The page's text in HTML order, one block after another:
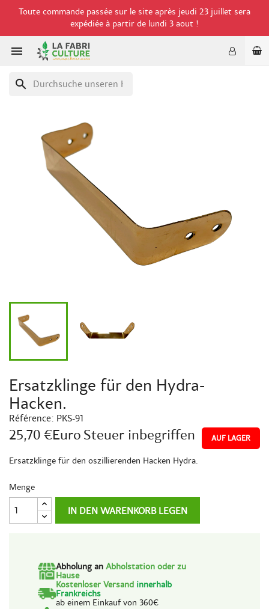
Toute commande passée sur le site après jeudi 23 juillet sera
expédiée à partir de lundi 3 aout !

search
Ersatzklinge für den Hydra-
Hacken.
Référence: PKS-91
25,70 €EuroSteuer inbegriffen AUF LAGER
Ersatzklinge für den oszillierenden Hacken Hydra.
Menge
IN DEN WARENKORB LEGEN
Abholung an Abholstation oder zu
Hause
Kostenloser Versand innerhalb
Frankreichs
ab einem Einkauf von 360€